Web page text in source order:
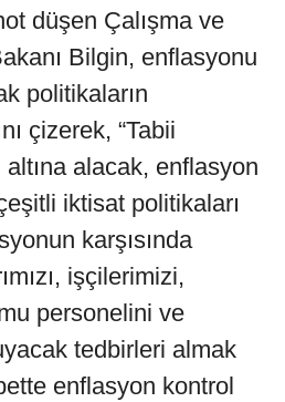
düşen Çalışma ve
Bilgin, enflasyonu
politikaların
çizerek, “Tabii
alacak, enflasyon
iktisat politikaları
karşısında
işçilerimizi,
personelini ve
tedbirleri almak
enflasyon kontrol